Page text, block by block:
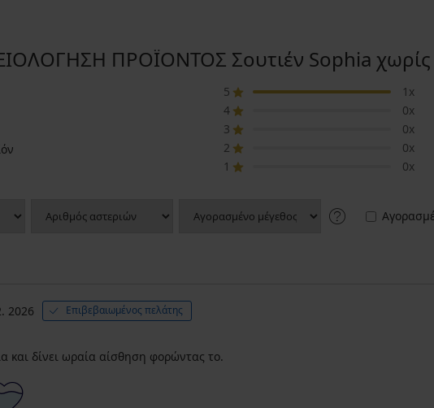
ΠΡΟΪΟΝΤΟΣ Σουτιέν Sophia χωρίς
5
1x
4
0x
3
0x
2
0x
1
0x
2026 Επιβεβαιωμένος πελάτης
και δίνει ωραία αίσθηση φορώντας το.